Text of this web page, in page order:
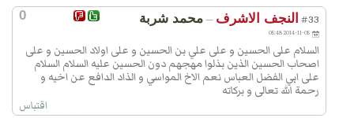
شَمْلاً اِلاّ جَمَعْتَهُ، وَلا غائِباً اِلاّ حَفَظْتَهُ
وَاَدْنَيْتَهُ، وَلا حاجَةً مِنْ حَوائِجِ الدُّنْيا وَالاْخِرَةِ
لَكَ فيها رِضىً وَلِيَ فيها صَلاحٌ اِلاّ قَضَيْتَها يا
اَرْحَمَ الرّاحِمينَ.
ثمّ عُد الى الضّريح فقف عند الرّجلين
وقُل :
0 #33 النجف الاشرف — محمد شربة
2014-11-05 05:48
السلام على الحسين و على علي بن الحسين و على اولاد الحسين و على
اصحاب الحسين الذين بذلوا مهجهم دون الحسين عليه السلام السلام
على ابي الفضل العباس نعم الاخ المواسي و الذاد الدافع عن اخيه و
رحمة الله تعالى و بركاته
اقتباس